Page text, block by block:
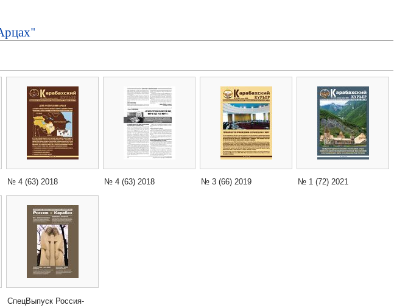
№ 4 (63) 2018 № 4 (63) 2018 № 3 (66) 2019 № 1 (72) 2021
СпецВыпуск Россия-